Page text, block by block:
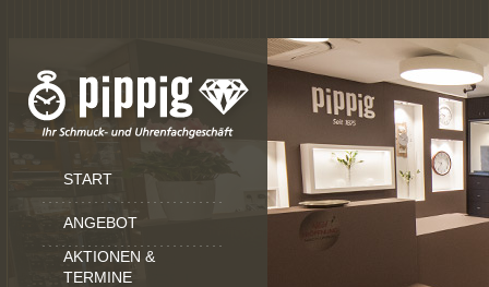
START
ANGEBOT
AKTIONEN &
TERMINE